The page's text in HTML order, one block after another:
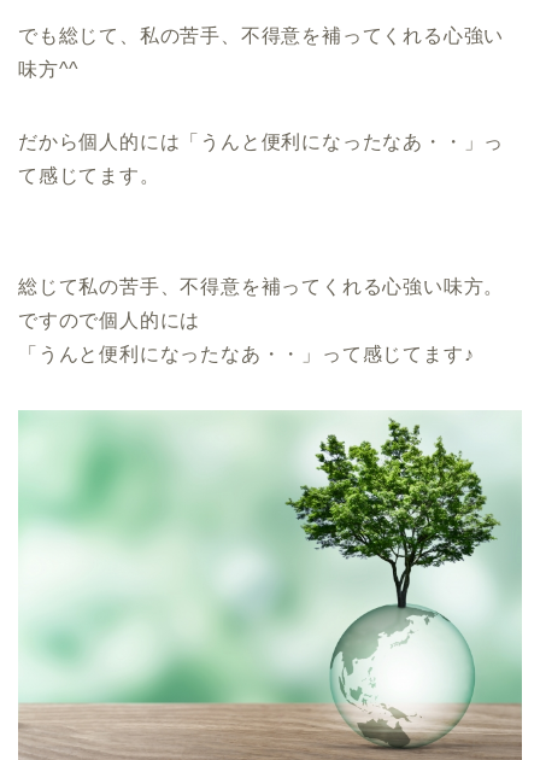
でも総じて、私の苦手、不得意を補ってくれる心強い
味方^^
だから個人的には「うんと便利になったなあ・・」っ
て感じてます。
総じて私の苦手、不得意を補ってくれる心強い味方。
ですので個人的には
「うんと便利になったなあ・・」って感じてます♪